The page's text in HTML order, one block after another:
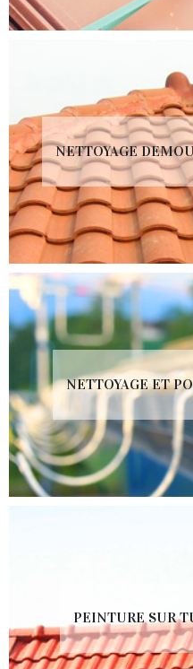
NETTOYAGE
NETTOYAGE ET
PEINTURE SUR